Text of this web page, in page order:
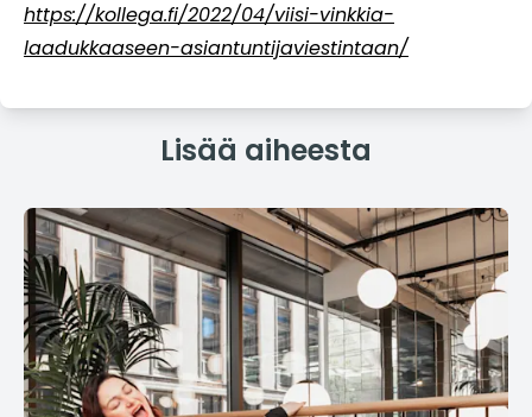
https://kollega.fi/2022/04/viisi-vinkkia-
laadukkaaseen-asiantuntijaviestintaan/
Lisää aiheesta